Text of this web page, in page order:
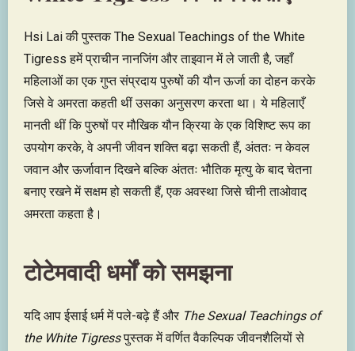
Hsi Lai की पुस्तक The Sexual Teachings of the White
Tigress हमें प्राचीन नानजिंग और ताइवान में ले जाती है, जहाँ
महिलाओं का एक गुप्त संप्रदाय पुरुषों की यौन ऊर्जा का दोहन करके
जिसे वे अमरता कहती थीं उसका अनुसरण करता था। ये महिलाएँ
मानती थीं कि पुरुषों पर मौखिक यौन क्रिया के एक विशिष्ट रूप का
उपयोग करके, वे अपनी जीवन शक्ति बढ़ा सकती हैं, अंततः न केवल
जवान और ऊर्जावान दिखने बल्कि अंततः भौतिक मृत्यु के बाद चेतना
बनाए रखने में सक्षम हो सकती हैं, एक अवस्था जिसे चीनी ताओवाद
अमरता कहता है।
टोटेमवादी धर्मों को समझना
यदि आप ईसाई धर्म में पले-बढ़े हैं और The Sexual Teachings of
the White Tigressपुस्तक में वर्णित वैकल्पिक जीवनशैलियों से